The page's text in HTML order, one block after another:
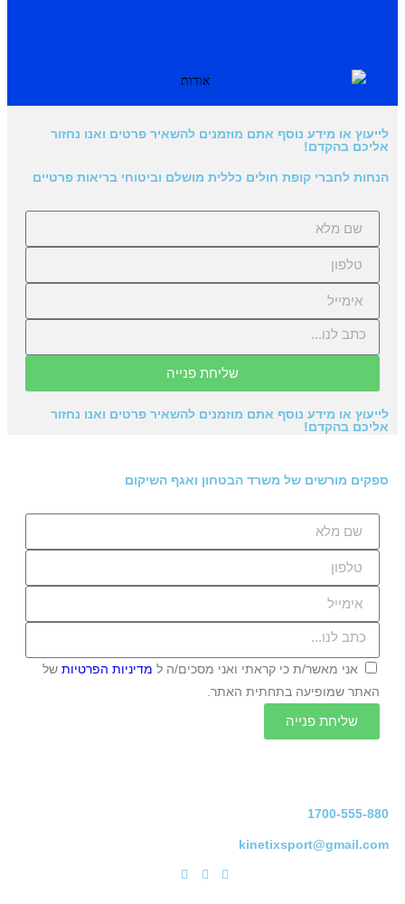
לייעוץ או מידע נוסף אתם מוזמנים להשאיר פרטים ואנו נחזור
אליכם בהקדם!
הנחות לחברי קופת חולים כללית מושלם וביטוחי בריאות פרטיים
שליחת פנייה
לייעוץ או מידע נוסף אתם מוזמנים להשאיר פרטים ואנו נחזור
אליכם בהקדם!
ספקים מורשים של משרד הבטחון ואגף השיקום
אני מאשר/ת כי קראתי ואני מסכים/ה ל מדיניות הפרטיות של
האתר שמופיעה בתחתית האתר.
שליחת פנייה
1700-555-880
kinetixsport@gmail.com